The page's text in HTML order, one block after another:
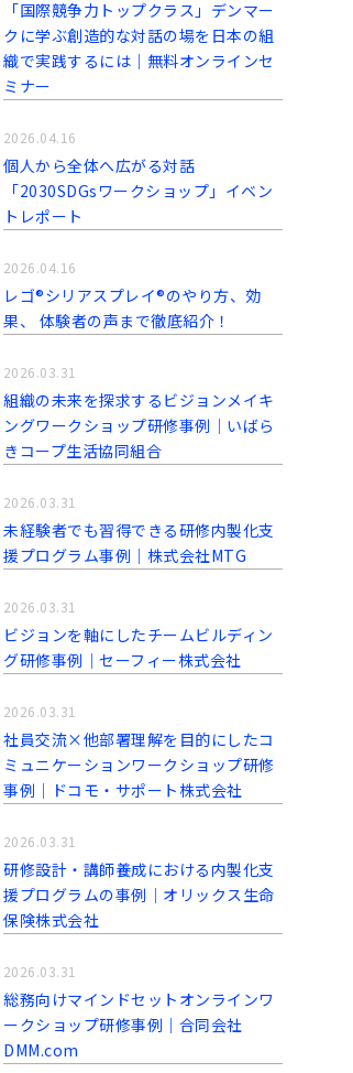
「国際競争力トップクラス」デンマー
クに学ぶ創造的な対話の場を日本の組
織で実践するには｜無料オンラインセ
ミナー
個人から全体へ広がる対話
「2030SDGsワークショップ」イベン
トレポート
2026.04.16
レゴ®シリアスプレイ®のやり方、効
果、 体験者の声まで徹底紹介！
2026.04.16
組織の未来を探求するビジョンメイキ
ングワークショップ研修事例│いばら
きコープ生活協同組合
2026.03.31
未経験者でも習得できる研修内製化支
援プログラム事例│株式会社MTG
2026.03.31
ビジョンを軸にしたチームビルディン
グ研修事例｜セーフィー株式会社
2026.03.31
社員交流×他部署理解を目的にしたコ
ミュニケーションワークショップ研修
事例│ドコモ・サポート株式会社
2026.03.31
研修設計・講師養成における内製化支
援プログラムの事例│オリックス生命
保険株式会社
2026.03.31
総務向けマインドセットオンラインワ
ークショップ研修事例│合同会社
DMM.com
2026.03.31